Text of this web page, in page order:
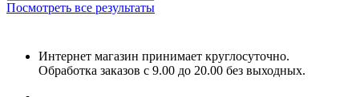
Посмотреть все результаты
Интернет магазин принимает круглосуточно.
Обработка заказов с 9.00 до 20.00 без выходных.